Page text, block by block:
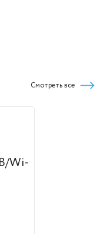
Смотреть все